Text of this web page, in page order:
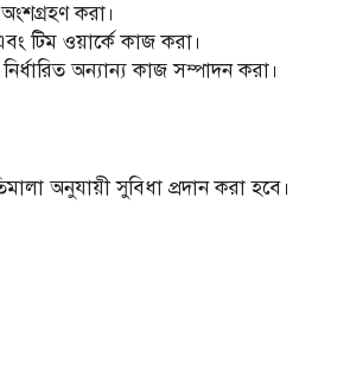
করা।
টিম ওয়ার্কে কাজ করা।
অন্যান্য কাজ সম্পাদন করা।
অনুযায়ী সুবিধা প্রদান করা হবে।